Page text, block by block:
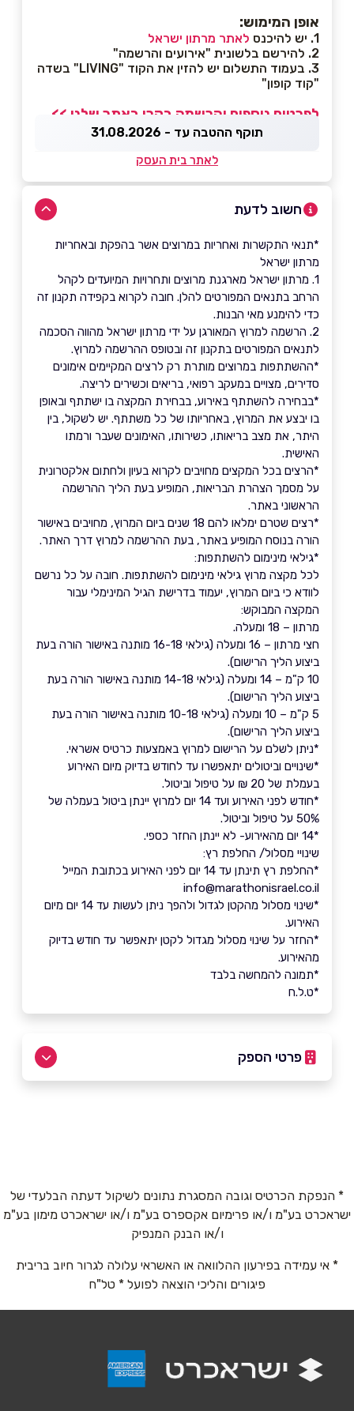
אופן המימוש:
1. יש להיכנס
לאתר מרתון ישראל
2. להירשם בלשונית "אירועים והרשמה"
3. בעמוד התשלום יש להזין את הקוד "LIVING" בשדה
"קוד קופון"
לפרטים נוספים והרשמה בקרו באתר שלנו >>
תוקף ההטבה עד - 31.08.2026
לאתר בית העסק
חשוב לדעת
*תנאי התקשרות ואחריות במרוצים אשר בהפקת ובאחריות
מרתון ישראל
1. מרתון ישראל מארגנת מרוצים ותחרויות המיועדים לקהל
הרחב בתנאים המפורטים להלן. חובה לקרוא בקפידה תקנון זה
כדי להימנע מאי הבנות.
2. הרשמה למרוץ המאורגן על ידי מרתון ישראל מהווה הסכמה
לתנאים המפורטים בתקנון זה ובטופס ההרשמה למרוץ.
*ההשתתפות במרוצים מותרת רק לרצים המקיימים אימונים
סדירים, מצויים במעקב רפואי, בריאים וכשירים לריצה.
*בבחירה להשתתף באירוע, בבחירת המקצה בו ישתתף ובאופן
בו יבצע את המרוץ, באחריותו של כל משתתף. יש לשקול, בין
היתר, את מצב בריאותו, כשירותו, האימונים שעבר ורמתו
האישית.
*הרצים בכל המקצים מחויבים לקרוא בעיון ולחתום אלקטרונית
על מסמך הצהרת הבריאות, המופיע בעת הליך ההרשמה
הראשוני באתר.
*רצים שטרם ימלאו להם 18 שנים ביום המרוץ, מחויבים באישור
הורה בנוסח המופיע באתר, בעת ההרשמה למרוץ דרך האתר.
*גילאי מינימום להשתתפות:
לכל מקצה מרוץ גילאי מינימום להשתתפות. חובה על כל נרשם
לוודא כי ביום המרוץ, יעמוד בדרישת הגיל המינימלי עבור
המקצה המבוקש:
מרתון – 18 ומעלה.
חצי מרתון – 16 ומעלה (גילאי 16-18 מותנה באישור הורה בעת
ביצוע הליך הרישום).
10 ק"מ – 14 ומעלה (גילאי 14-18 מותנה באישור הורה בעת
ביצוע הליך הרישום).
5 ק"מ – 10 ומעלה (גילאי 10-18 מותנה באישור הורה בעת
ביצוע הליך הרישום).
*ניתן לשלם על הרישום למרוץ באמצעות כרטיס אשראי.
*שינויים וביטולים יתאפשרו עד לחודש בדיוק מיום האירוע
בעמלת של 20 ₪ על טיפול וביטול.
*חודש לפני האירוע ועד 14 יום למרוץ יינתן ביטול בעמלה של
50% על טיפול וביטול.
*14 יום מהאירוע- לא יינתן החזר כספי.
שינויי מסלול/ החלפת רץ:
*החלפת רץ תינתן עד 14 יום לפני האירוע בכתובת המייל
info@marathonisrael.co.il
*שינוי מסלול מהקטן לגדול ולהפך ניתן לעשות עד 14 יום מיום
האירוע.
*החזר על שינוי מסלול מגדול לקטן יתאפשר עד חודש בדיוק
מהאירוע.
*תמונה להמחשה בלבד
*ט.ל.ח
פרטי הספק
אנא חזרו אלי בקשר ל...
* הנפקת הכרטיס וגובה המסגרת נתונים לשיקול דעתה הבלעדי של
ישראכרט בע"מ ו/או פרימיום אקספרס בע"מ ו/או ישראכרט מימון בע"מ
ו/או הבנק המנפיק
* אי עמידה בפירעון ההלוואה או האשראי עלולה לגרור חיוב בריבית
פיגורים והליכי הוצאה לפועל * טל"ח